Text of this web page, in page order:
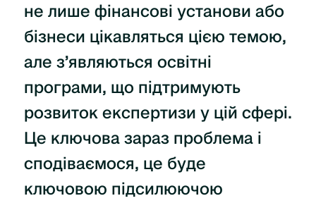
не лише фінансові установи або
бізнеси цікавляться цією темою,
але з’являються освітні
програми, що підтримують
розвиток експертизи у цій сфері.
Це ключова зараз проблема і
сподіваємося, це буде
ключовою підсилюючою